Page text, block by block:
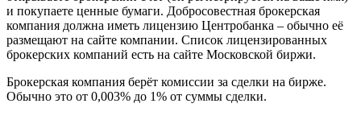
и покупаете ценные бумаги. Добросовестная брокерская
компания должна иметь лицензию Центробанка – обычно её
размещают на сайте компании. Список лицензированных
брокерских компаний есть на сайте Московской биржи.
Брокерская компания берёт комиссии за сделки на бирже.
Обычно это от 0,003% до 1% от суммы сделки.